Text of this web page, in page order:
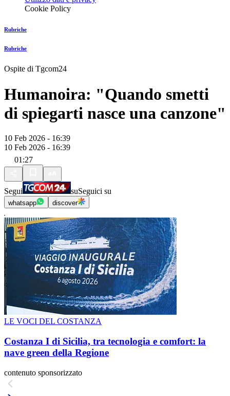
Cookie Policy
Rubriche
Rubriche
Ospite di Tgcom24
Humanoira: "Quando smetti
di spiegarti nasce una canzone"
10 Feb 2026 - 16:39
10 Feb 2026 - 16:39
01:27
Segui suSeguici su
whatsapp discover
LE VOCI DEL COSTANZA
Costanza I di Sicilia, tra tecnologia e comfort: la
nave green della Regione
contenuto sponsorizzato